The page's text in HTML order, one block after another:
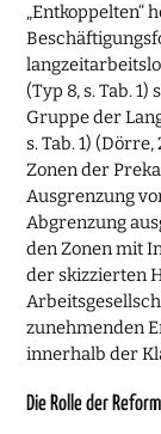
„Entkoppelten“
(Typ 8, s. Tab.
Gruppe der
s. Tab. 1)
Zonen der
Ausgrenzung
Abgrenzung
den Zonen mit
der skizzierten
zunehmenden
innerhalb der
Die Rolle der